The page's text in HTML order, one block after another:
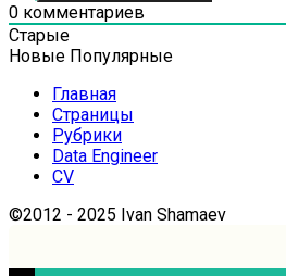
0 комментариев
Старые
Новые Популярные
Главная
Страницы
Рубрики
Data Engineer
CV
©2012 - 2025 Ivan Shamaev